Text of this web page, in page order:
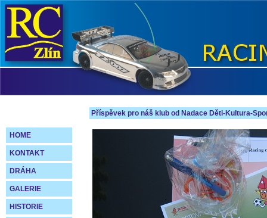
HOME
KONTAKT
DRÁHA
GALERIE
HISTORIE
Příspěvek pro náš klub od Nadace Děti-Kultura-